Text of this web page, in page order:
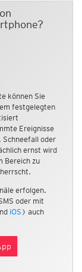
können Sie
festgelegten
Ereignisse
Schneefall oder
ernst wird
Bereich zu
erfolgen.
oder mit
iOS ) auch